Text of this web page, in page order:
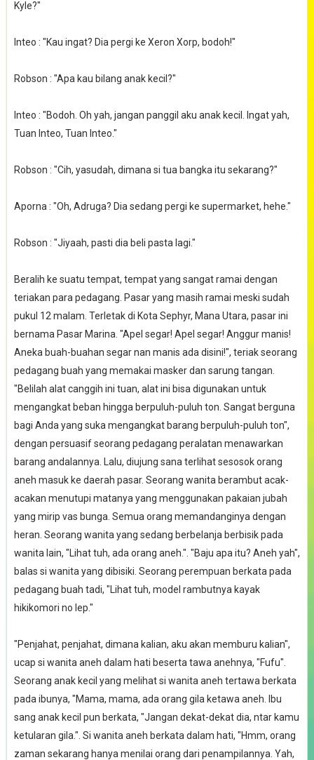
Kyle?"
Inteo : "Kau ingat? Dia pergi ke Xeron Xorp, bodoh!"
Robson : "Apa kau bilang anak kecil?"
Inteo : "Bodoh. Oh yah, jangan panggil aku anak kecil. Ingat yah,
Tuan Inteo, Tuan Inteo."
Robson : "Cih, yasudah, dimana si tua bangka itu sekarang?"
Aporna : "Oh, Adruga? Dia sedang pergi ke supermarket, hehe."
Robson : "Jiyaah, pasti dia beli pasta lagi."
Beralih ke suatu tempat, tempat yang sangat ramai dengan
teriakan para pedagang. Pasar yang masih ramai meski sudah
pukul 12 malam. Terletak di Kota Sephyr, Mana Utara, pasar ini
bernama Pasar Marina. "Apel segar! Apel segar! Anggur manis!
Aneka buah-buahan segar nan manis ada disini!", teriak seorang
pedagang buah yang memakai masker dan sarung tangan.
"Belilah alat canggih ini tuan, alat ini bisa digunakan untuk
mengangkat beban hingga berpuluh-puluh ton. Sangat berguna
bagi Anda yang suka mengangkat barang berpuluh-puluh ton",
dengan persuasif seorang pedagang peralatan menawarkan
barang andalannya. Lalu, diujung sana terlihat sesosok orang
aneh masuk ke daerah pasar. Seorang wanita berambut acak-
acakan menutupi matanya yang menggunakan pakaian jubah
yang mirip vas bunga. Semua orang memandanginya dengan
heran. Seorang wanita yang sedang berbelanja berbisik pada
wanita lain, "Lihat tuh, ada orang aneh.". "Baju apa itu? Aneh yah",
balas si wanita yang dibisiki. Seorang perempuan berkata pada
pedagang buah tadi, "Lihat tuh, model rambutnya kayak
hikikomori no lep."
"Penjahat, penjahat, dimana kalian, aku akan memburu kalian",
ucap si wanita aneh dalam hati beserta tawa anehnya, "Fufu".
Seorang anak kecil yang melihat si wanita aneh tertawa berkata
pada ibunya, "Mama, mama, ada orang gila ketawa aneh. Ibu
sang anak kecil pun berkata, "Jangan dekat-dekat dia, ntar kamu
ketularan gila.". Si wanita aneh berkata dalam hati, "Hmm, orang
zaman sekarang hanya menilai orang dari penampilannya. Yah,